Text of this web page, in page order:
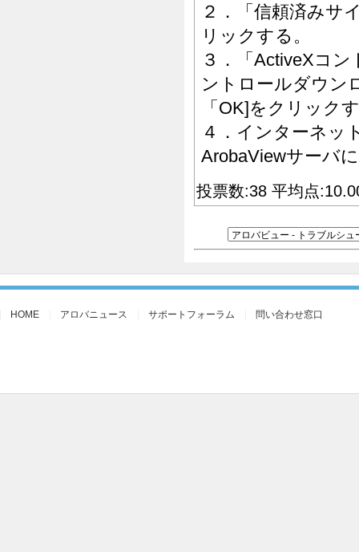
２．「信頼済みサ
リックする。
３．「ActiveXコ
ントロールダウン
「OK]をクリック
４．インターネッ
ArobaViewサーバ
投票数:38 平均点
HOME アロバニュース サポートフォーラム 問い合わせ窓口